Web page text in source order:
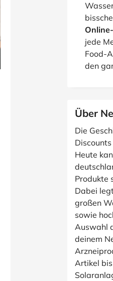
jede
Food-
den
Über
Die
Heute
Produkte
Dabei
großen
sowie
Auswahl
deinem
Artikel